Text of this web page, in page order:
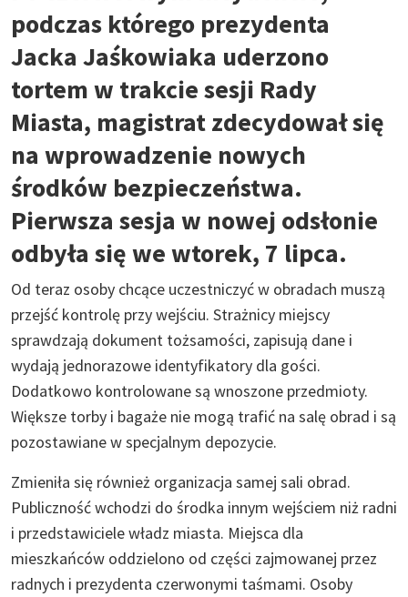
podczas którego prezydenta
Jacka Jaśkowiaka uderzono
tortem w trakcie sesji Rady
Miasta, magistrat zdecydował się
na wprowadzenie nowych
środków bezpieczeństwa.
Pierwsza sesja w nowej odsłonie
odbyła się we wtorek, 7 lipca.
Od teraz osoby chcące uczestniczyć w obradach muszą
przejść kontrolę przy wejściu. Strażnicy miejscy
sprawdzają dokument tożsamości, zapisują dane i
wydają jednorazowe identyfikatory dla gości.
Dodatkowo kontrolowane są wnoszone przedmioty.
Większe torby i bagaże nie mogą trafić na salę obrad i są
pozostawiane w specjalnym depozycie.
Zmieniła się również organizacja samej sali obrad.
Publiczność wchodzi do środka innym wejściem niż radni
i przedstawiciele władz miasta. Miejsca dla
mieszkańców oddzielono od części zajmowanej przez
radnych i prezydenta czerwonymi taśmami. Osoby